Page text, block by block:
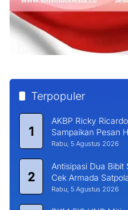
Terpopuler
1
AKBP Ricky
Sampaikan Pesan
Rabu, 5 Agustus 2026
2
Antisipasi Dua Bibit
Cek Armada
Rabu, 5 Agustus 2026